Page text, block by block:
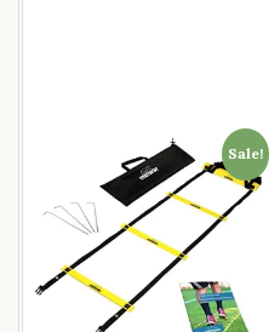
Sale!